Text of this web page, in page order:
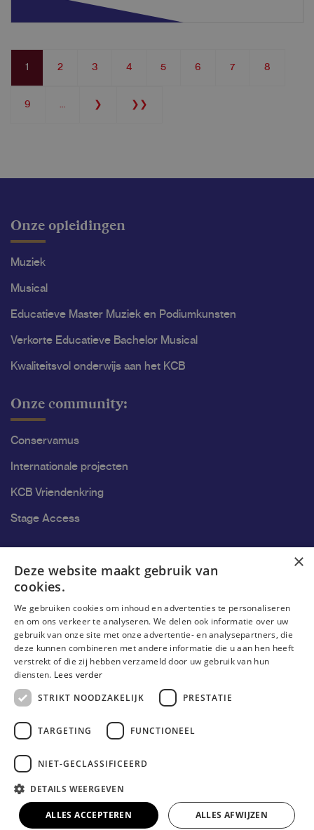
Pagination
Current
1 Page
2 Page
3 Page
4 Page
5 Page
6 Page
7 Page
8
Page
9
Next
❯
Last
❯❯
Onze opleidingen
Muziek
Musical
Educatieve Master Muziek en Podiumkunsten
Verkorte Educatieve Bachelor Musical
Kwaliteitsvol onderwijs aan het KCB
Onze community:
Conservamus
Internationale projecten
KCB Vriendenkring
Stage Access
Onderzoek
Onderzoeksgroepen
Onderzoekers
Onderzoeker worden
© Erasmushogeschool Brussel 2026
Cookieverklaring
Gebruiksvoorwaarden
Privacyverklaring
×
Deze website maakt gebruik van
cookies.
We gebruiken cookies om inhoud en advertenties te personaliseren
en om ons verkeer te analyseren. We delen ook informatie over uw
gebruik van onze site met onze advertentie- en analysepartners, die
deze kunnen combineren met andere informatie die u aan hen heeft
verstrekt of die zij hebben verzameld door uw gebruik van hun
diensten. Lees verder
STRIKT NOODZAKELIJK
PRESTATIE
TARGETING FUNCTIONEEL
NIET-GECLASSIFICEERD
DETAILS WEERGEVEN
ALLES ACCEPTEREN ALLES AFWIJZEN